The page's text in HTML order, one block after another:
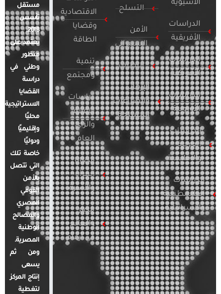
الآسيوية
الدراسات
الأفريقية
الدراسات
الأمريكية
الدراسات
الأوروبية
الدراسات
العربية
والإقليمية
الدراسات
الفلسطينية
والإسرائيلية
التسلح
الأمن
السيبراني
التطرف
الإرهاب
والصراعات
المسلحة
الاقتصادية
وقضايا
الطاقة
تنمية
ومجتمع
دراسات
الإعلام
والرأي
العام
قضايا
المرأة
والأسرة
مصر
والعالم
في أرقام
مستقل
تأسس
2018.
يعتمد على
منظور
وطني في
دراسة
القضايا
الاستراتيجية
محليًا
وإقليميًا
ودوليًا
خاصة تلك
التي تتصل
بالأمن
القومي
المصري
والمصالح
الوطنية
المصرية.
ومن ثم
يسعى
إنتاج المركز
لتغطية